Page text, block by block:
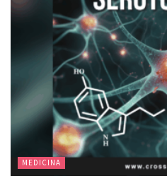
MEDICINA